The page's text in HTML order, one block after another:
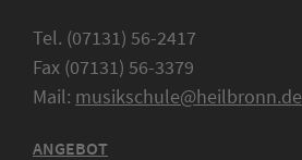
Tel. (07131) 56-2417
Fax (07131) 56-3379
Mail: musikschule@heilbronn.de
ANGEBOT